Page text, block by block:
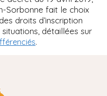
Sorbonne fait le choix
droits d’inscription
détaillées sur
.